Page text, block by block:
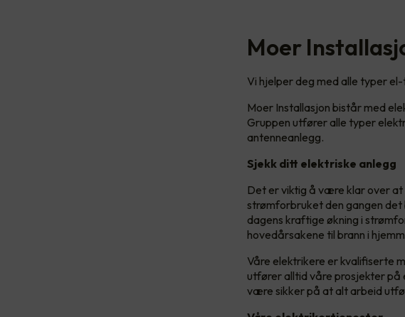
Moer
Vi hjelper deg med alle typer
Moer Installasjon bistår med
Gruppen utfører alle typer
antenneanlegg.
Sjekk ditt elektriske anlegg
Det er viktig å være klar over
strømforbruket den gangen det
dagens kraftige økning i
hovedårsakene til brann i
Våre elektrikere er kvalifiserte
utfører alltid våre prosjekter på
være sikker på at alt arbeid